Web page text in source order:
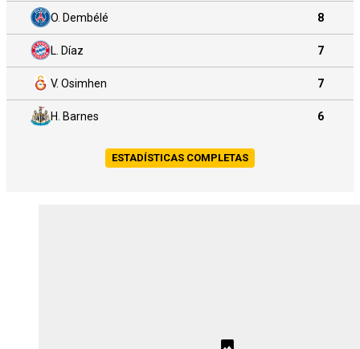
O. Dembélé 8
L. Díaz 7
V. Osimhen 7
H. Barnes 6
ESTADÍSTICAS COMPLETAS